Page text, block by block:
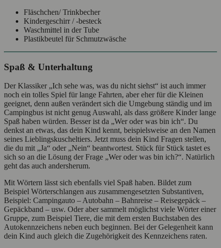
Fläschchen/ Trinkbecher
Kindergeschirr / -besteck
Waschmittel in der Tube
Plastikbeutel für Schmutzwäsche
Spaß & Unterhaltung
Der Klassiker „Ich sehe was, was du nicht siehst“ ist auch immer
noch ein tolles Spiel für lange Fahrten, aber eher für die Kleinen
geeignet, denn außen verändert sich die Umgebung ständig und im
Campingbus ist nicht genug Auswahl, als dass größere Kinder lange
Spaß haben würden. Besser ist da „Wer oder was bin ich“. Du
denkst an etwas, das dein Kind kennt, beispielsweise an den Namen
seines Lieblingskuscheltiers. Jetzt muss dein Kind Fragen stellen,
die du mit „Ja“ oder „Nein“ beantwortest. Stück für Stück tastet es
sich so an die Lösung der Frage „Wer oder was bin ich?“. Natürlich
geht das auch andersherum.
Mit Wörtern lässt sich ebenfalls viel Spaß haben. Bildet zum
Beispiel Wörterschlangen aus zusammengesetzten Substantiven,
Beispiel: Campingauto – Autobahn – Bahnreise – Reisegepäck –
Gepäckband – usw. Oder aber sammelt möglichst viele Wörter einer
Gruppe, zum Beispiel Tiere, die mit dem ersten Buchstaben des
Autokennzeichens neben euch beginnen. Bei der Gelegenheit kann
dein Kind auch gleich die Zugehörigkeit des Kennzeichens raten.